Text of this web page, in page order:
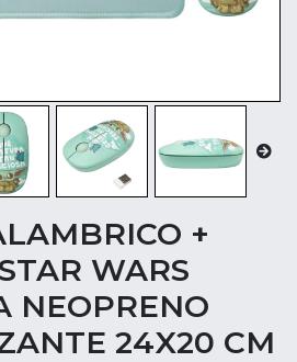
+
WARS
NEOPRENO
24X20 CM